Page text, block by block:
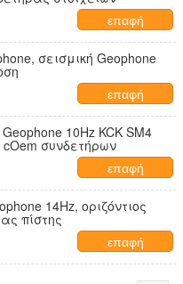
επαφή
σεισμική Geophone
επαφή
10Hz KCK SM4
συνδετήρων
επαφή
14Hz, οριζόντιος
πίστης
επαφή